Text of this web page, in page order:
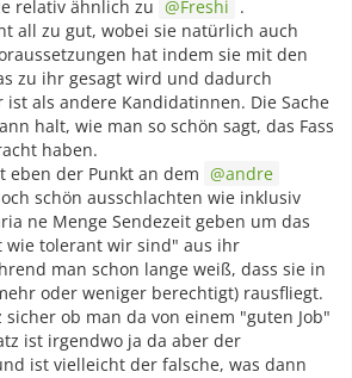
relativ ähnlich zu
Freshi .
all zu gut, wobei sie natürlich auch
hat indem sie mit den
zu ihr gesagt wird und dadurch
als andere Kandidatinnen. Die Sache
halt, wie man so schön sagt, das Fass
haben.
eben der Punkt an dem
andre
schön ausschlachten wie inklusiv
ne Menge Sendezeit geben um das
wie tolerant wir sind" aus ihr
man schon lange weiß, dass sie in
oder weniger berechtigt) rausfliegt.
ob man da von einem "guten Job"
ist irgendwo ja da aber der
ist vielleicht der falsche, was dann